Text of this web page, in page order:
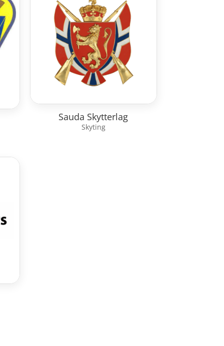
Sauda Skytterlag
Skyting